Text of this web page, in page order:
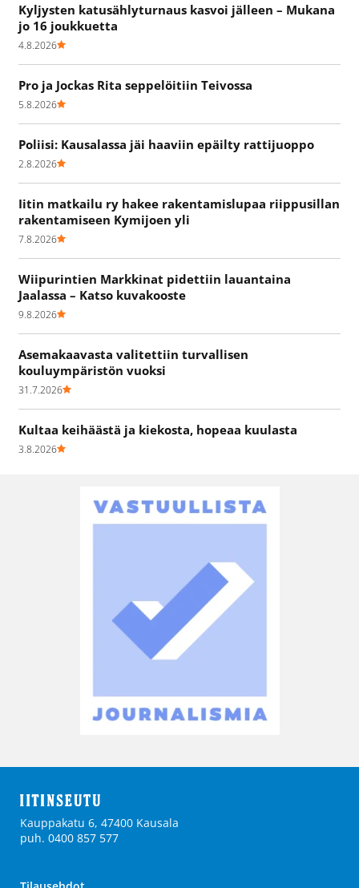
Kyljysten katusählyturnaus kasvoi jälleen – Mukana
jo 16 joukkuetta
4.8.2026
Pro ja Jockas Rita seppelöitiin Teivossa
5.8.2026
Poliisi: Kausalassa jäi haaviin epäilty rattijuoppo
2.8.2026
Iitin matkailu ry hakee rakentamislupaa riippusillan
rakentamiseen Kymijoen yli
7.8.2026
Wiipurintien Markkinat pidettiin lauantaina
Jaalassa – Katso kuvakooste
9.8.2026
Asemakaavasta valitettiin turvallisen
kouluympäristön vuoksi
31.7.2026
Kultaa keihäästä ja kiekosta, hopeaa kuulasta
3.8.2026
Kauppakatu 6, 47400 Kausala
puh. 0400 857 577